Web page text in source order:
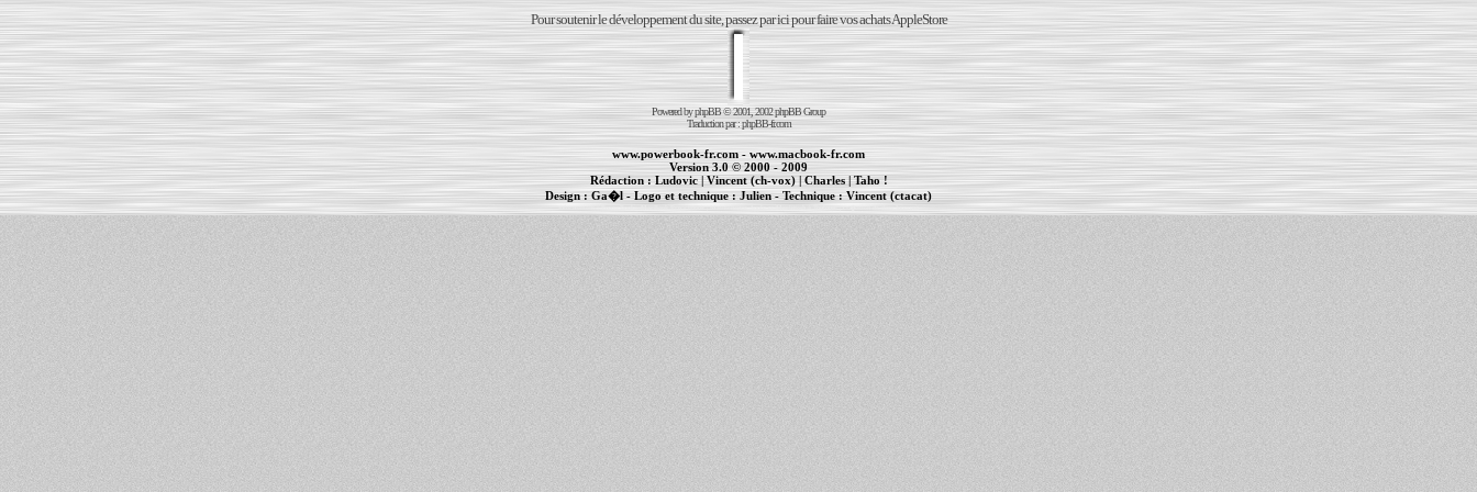
Pour soutenir le développement du site, passez par ici pour faire vos achats AppleStore
Powered byphpBB© 2001, 2002 phpBB Group
Traduction par :phpBB-fr.com
www.powerbook-fr.com - www.macbook-fr.com
Version 3.0 © 2000 - 2009
Rédaction : Ludovic|Vincent (ch-vox)| Charles|Taho !
Design :Ga�l - Logo et technique : Julien - Technique :Vincent (ctacat)
| | cr�ation de sites Internet